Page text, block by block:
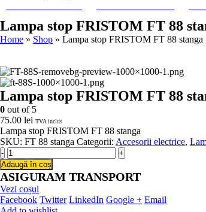
Lampa stop FRISTOM FT 88
Home » Shop » Lampa stop FRISTOM FT 88 stanga
Lampa stop FRISTOM FT 88
0 out of 5
75.00 lei TVA inclus
Lampa stop FRISTOM FT 88 stanga
SKU: FT 88 stanga Categorii: Accesorii electrice,
-
+
Adaugă în coș
ASIGURAM TRANSPORT
Vezi coșul
Facebook Twitter LinkedIn Google + Email